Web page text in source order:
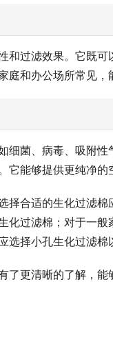
和过滤效果。它既
和办公场所常见，
细菌、病毒、吸附
能够提供更纯净的
择合适的生化过滤
化过滤棉；对于一
择小孔生化过滤棉
了更清晰的了解，